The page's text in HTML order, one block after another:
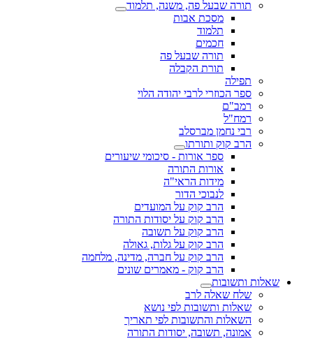
תורה שבעל פה, משנה, תלמוד
מסכת אבות
תלמוד
חכמים
תורה שבעל פה
תורת הקבלה
תפילה
ספר הכוזרי לרבי יהודה הלוי
רמב"ם
רמח"ל
רבי נחמן מברסלב
הרב קוק ותורתו
ספר אורות - סיכומי שיעורים
אורות התורה
מידות הראי"ה
לנבוכי הדור
הרב קוק על המועדים
הרב קוק על יסודות התורה
הרב קוק על תשובה
הרב קוק על גלות, גאולה
הרב קוק על חברה, מדינה, מלחמה
הרב קוק - מאמרים שונים
שאלות ותשובות
שלח שאלה לרב
שאלות ותשובות לפי נושא
השאלות והתשובות לפי תאריך
אמונה, תשובה, יסודות התורה